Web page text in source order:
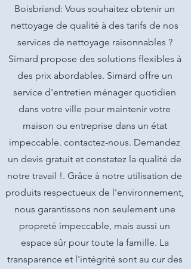
Boisbriand: Vous souhaitez obtenir un
nettoyage de qualité à des tarifs de nos
services de nettoyage raisonnables ?
Simard propose des solutions flexibles à
des prix abordables. Simard offre un
service d'entretien ménager quotidien
dans votre ville pour maintenir votre
maison ou entreprise dans un état
impeccable. contactez-nous. Demandez
un devis gratuit et constatez la qualité de
notre travail !. Grâce à notre utilisation de
produits respectueux de l'environnement,
nous garantissons non seulement une
propreté impeccable, mais aussi un
espace sûr pour toute la famille. La
transparence et l'intégrité sont au cur des